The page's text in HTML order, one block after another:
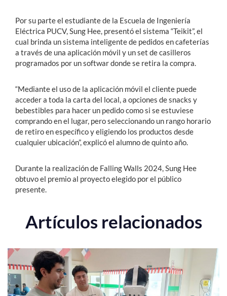
Por su parte el estudiante de la Escuela de Ingeniería
Eléctrica PUCV, Sung Hee, presentó el sistema “Teikit”, el
cual brinda un sistema inteligente de pedidos en cafeterías
a través de una aplicación móvil y un set de casilleros
programados por un softwar donde se retira la compra.
“Mediante el uso de la aplicación móvil el cliente puede
acceder a toda la carta del local, a opciones de snacks y
bebestibles para hacer un pedido como si se estuviese
comprando en el lugar, pero seleccionando un rango horario
de retiro en específico y eligiendo los productos desde
cualquier ubicación”, explicó el alumno de quinto año.
Durante la realización de Falling Walls 2024, Sung Hee
obtuvo el premio al proyecto elegido por el público
presente.
Artículos relacionados